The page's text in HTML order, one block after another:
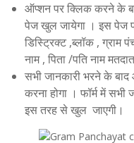
ऑप्शन पर क्लिक करने के
पेज खुल जायेगा । इस पेज
डिस्ट्रिक्ट ,ब्लॉक , ग्राम
नाम , पिता /पति नाम
सभी जानकारी भरने के
करना होगा । फॉर्म में
इस तरह से खुल जाएगी।